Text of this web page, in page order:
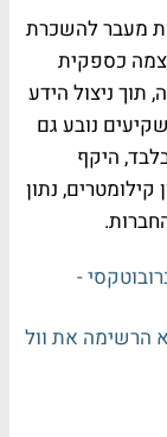
מעבר להשכרת
כספקית
ניצול הידע
נובע גם
היקף
את רף ה-4.8 טריליון קילומטרים, נתון
דולר ברובוטקסי -
הרשימה את וול